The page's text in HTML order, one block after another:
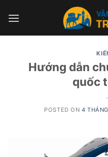
Hướng dẫn
quốc
POSTED ON 4